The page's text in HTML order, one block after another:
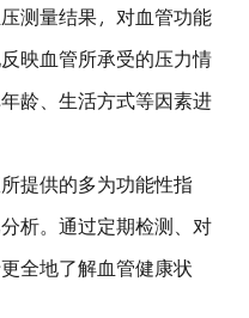
测量结果，对血管功能
映血管所承受的压力情
龄、生活方式等因素进
提供的多为功能性指
析。通过定期检测、对
全地了解血管健康状